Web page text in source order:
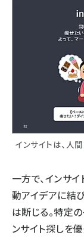
インサイトは、人
一方で、インサ
動アイデアに結
は断じる。特定
ンサイト探しを